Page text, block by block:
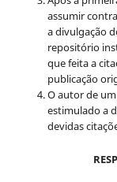
assumir
a divulgação
repositório
que feita a
publicação
O autor de
estimulado a
devidas